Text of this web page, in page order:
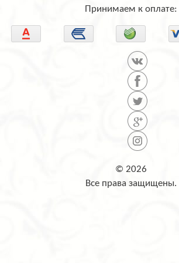
Принимаем к оплате:
© 2026
Все права защищены.